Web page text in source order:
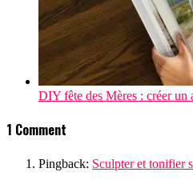
DIY fête des Mères : créer un
1 Comment
Pingback: Sculpter et tonifier